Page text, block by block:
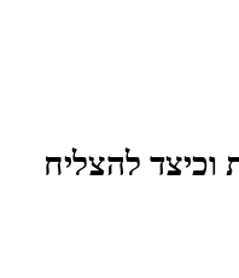
להצליח